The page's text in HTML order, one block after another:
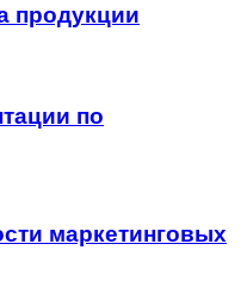
продукции
по
маркетинговых